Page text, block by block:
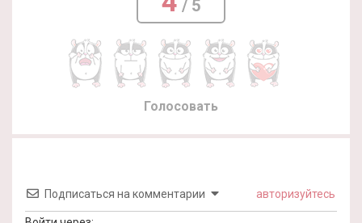
/ 5
Голосовать
Подписаться на комментарии авторизуйтесь